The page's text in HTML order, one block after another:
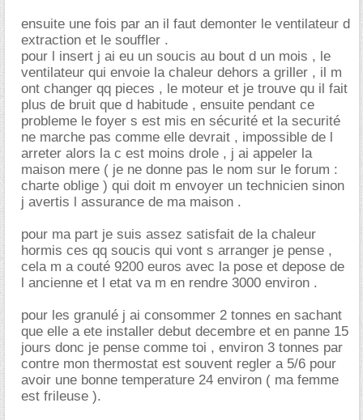
ensuite une fois par an il faut demonter le ventilateur d
extraction et le souffler .
pour l insert j ai eu un soucis au bout d un mois , le
ventilateur qui envoie la chaleur dehors a griller , il m
ont changer qq pieces , le moteur et je trouve qu il fait
plus de bruit que d habitude , ensuite pendant ce
probleme le foyer s est mis en sécurité et la securité
ne marche pas comme elle devrait , impossible de l
arreter alors la c est moins drole , j ai appeler la
maison mere ( je ne donne pas le nom sur le forum :
charte oblige ) qui doit m envoyer un technicien sinon
j avertis l assurance de ma maison .
pour ma part je suis assez satisfait de la chaleur
hormis ces qq soucis qui vont s arranger je pense ,
cela m a couté 9200 euros avec la pose et depose de
l ancienne et l etat va m en rendre 3000 environ .
pour les granulé j ai consommer 2 tonnes en sachant
que elle a ete installer debut decembre et en panne 15
jours donc je pense comme toi , environ 3 tonnes par
contre mon thermostat est souvent regler a 5/6 pour
avoir une bonne temperature 24 environ ( ma femme
est frileuse ).